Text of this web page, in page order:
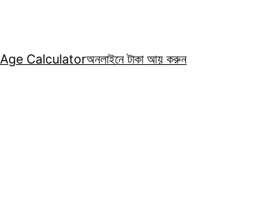
Age Calculatorঅনলাইনে টাকা আয় করুন